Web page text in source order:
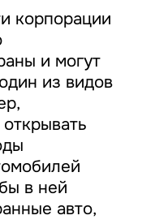
корпорации
и могут
из видов
в ней
авто,